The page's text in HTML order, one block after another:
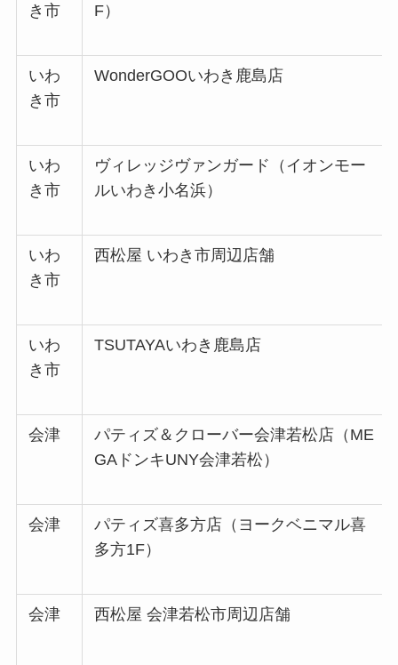
き市 F）
いわ
き市
WonderGOOいわき鹿島店
いわ
き市
ヴィレッジヴァンガード（イオンモー
ルいわき小名浜）
いわ
き市
西松屋 いわき市周辺店舗
いわ
き市
TSUTAYAいわき鹿島店
会津
パティズ＆クローバー会津若松店（ME
GAドンキUNY会津若松）
会津
パティズ喜多方店（ヨークベニマル喜
多方1F）
会津 西松屋 会津若松市周辺店舗